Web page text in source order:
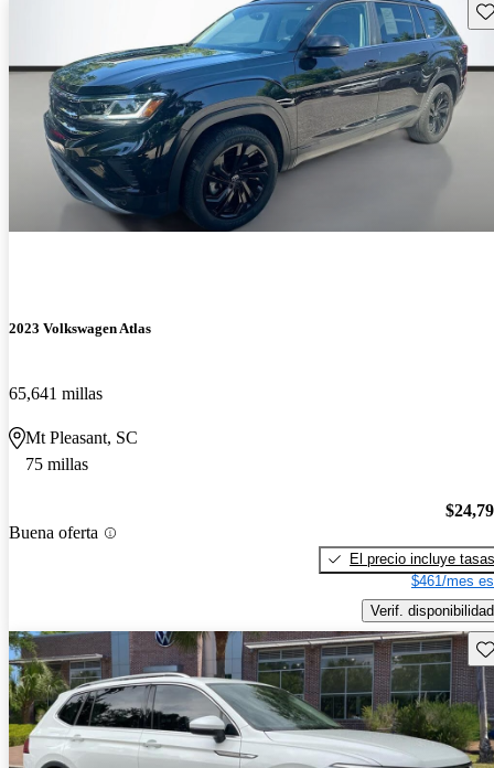
2023 Volkswagen Atlas
65,641 millas
Mt Pleasant, SC
75 millas
Buena oferta
El precio incluye tasas
$461/mes
Verif. disponibilidad